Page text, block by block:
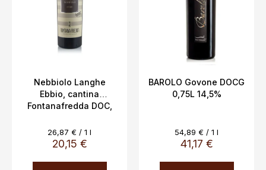
Nebbiolo Langhe
Ebbio, cantina
Fontanafredda DOC,
20,15 €
Evaluare
preţ:
26,87 € / 1 l
BAROLO Govone DOCG
0,75L 14,5%
41,17 €
Evaluare
preţ:
54,89 € / 1 l